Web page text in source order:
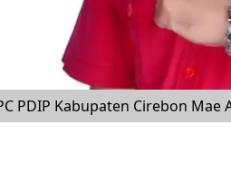
PDIP Kabupaten Cirebon Mae